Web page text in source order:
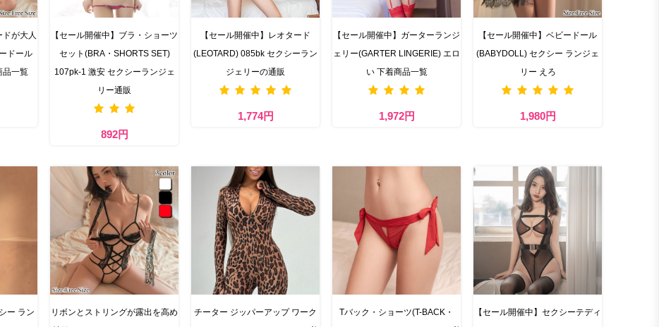
が大人
ドール
品一覧
【セール開催中】ブラ・ショーツ
セット(BRA・SHORTS SET)
107pk-1 激安 セクシーランジェ
リー通販
892円
【セール開催中】レオタード
(LEOTARD) 085bk セクシーラン
ジェリーの通販
1,774円
【セール開催中】ガーターランジ
ェリー(GARTER LINGERIE) エロ
い 下着商品一覧
1,972円
【セール開催中】ベビードール
(BABYDOLL) セクシー ランジェ
リー えろ
1,980円
ー ラン
リボンとストリングが露出を高め
チーター ジッパーアップ ワーク
Tバック・ショーツ(T-BACK・
【セール開催中】セクシーテディ